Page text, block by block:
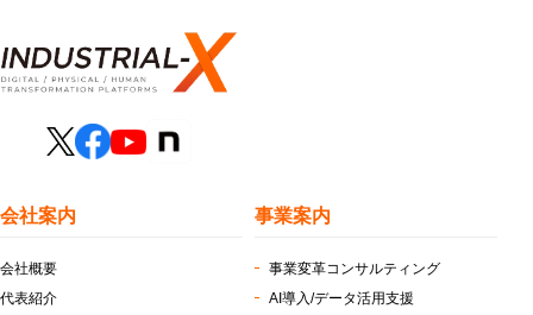
会社案内
会社概要
代表紹介
事業案内
事業変革コンサルティング
AI導入/データ活用支援